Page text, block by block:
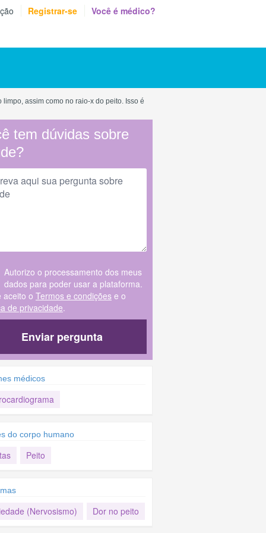
Registrar-se Você é médico?
assim como no raio-x do peito. Isso é
tem dúvidas sobre
Autorizo o processamento dos meus
dados para poder usar a plataforma.
aceito o Termos e condiçõese o
de privacidade.
Enviar pergunta
médicos
do corpo humano
Peito
(Nervosismo) Dor no peito